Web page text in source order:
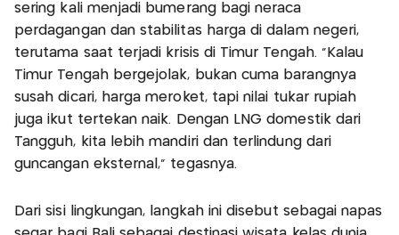
sering kali menjadi bumerang bagi neraca
perdagangan dan stabilitas harga di dalam negeri,
terutama saat terjadi krisis di Timur Tengah. "Kalau
Timur Tengah bergejolak, bukan cuma barangnya
susah dicari, harga meroket, tapi nilai tukar rupiah
juga ikut tertekan naik. Dengan LNG domestik dari
Tangguh, kita lebih mandiri dan terlindung dari
guncangan eksternal," tegasnya.
Dari sisi lingkungan, langkah ini disebut sebagai napas